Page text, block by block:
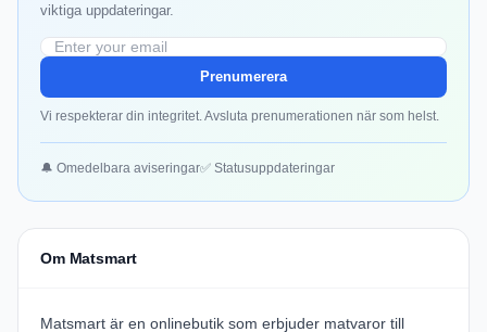
viktiga uppdateringar.
Prenumerera
Vi respekterar din integritet. Avsluta prenumerationen när som helst.
🔔 Omedelbara aviseringar✅ Statusuppdateringar
Om Matsmart
Matsmart är en onlinebutik som erbjuder matvaror till